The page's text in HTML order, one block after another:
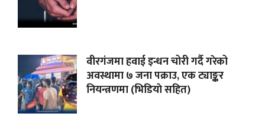
वीरगंजमा हवाई इन्धन चोरी गर्दै गरेको
अवस्थामा ७ जना पक्राउ, एक ट्याङ्कर
नियन्त्रणमा (भिडियाे सहित)